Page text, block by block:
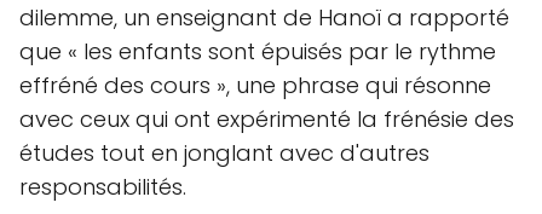
dilemme, un enseignant de Hanoï a rapporté
que « les enfants sont épuisés par le rythme
effréné des cours », une phrase qui résonne
avec ceux qui ont expérimenté la frénésie des
études tout en jonglant avec d'autres
responsabilités.